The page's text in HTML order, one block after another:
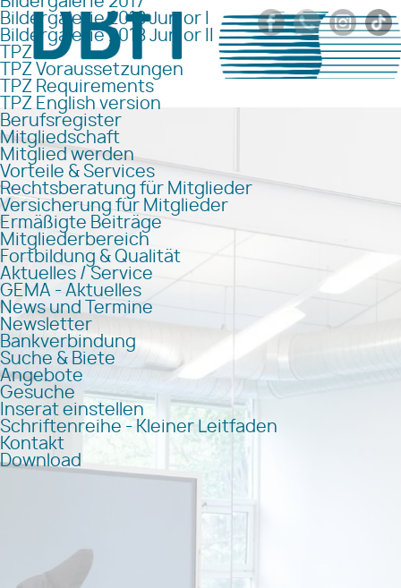
Bildergalerie 2018 Junior I
Bildergalerie 2018 Junior II
TPZ
TPZ Voraussetzungen
TPZ Requirements
TPZ English version
Berufsregister
Mitgliedschaft
Mitglied werden
Vorteile & Services
Rechtsberatung für Mitglieder
Versicherung für Mitglieder
Ermäßigte Beiträge
Mitgliederbereich
Fortbildung & Qualität
Aktuelles / Service
GEMA - Aktuelles
News und Termine
Newsletter
Bankverbindung
Suche & Biete
Angebote
Gesuche
Inserat einstellen
Schriftenreihe - Kleiner Leitfaden
Kontakt
Download